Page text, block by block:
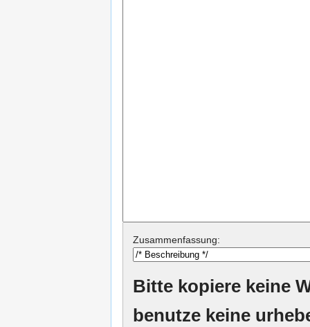
Zusammenfassung:
Bitte kopiere keine
benutze keine